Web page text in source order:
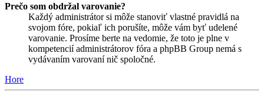
Prečo som obdržal varovanie?
Každý administrátor si môže stanoviť vlastné pravidlá na
svojom fóre, pokiaľ ich porušíte, môže vám byť udelené
varovanie. Prosíme berte na vedomie, že toto je plne v
kompetencií administrátorov fóra a phpBB Group nemá s
vydávaním varovaní nič spoločné.
Hore